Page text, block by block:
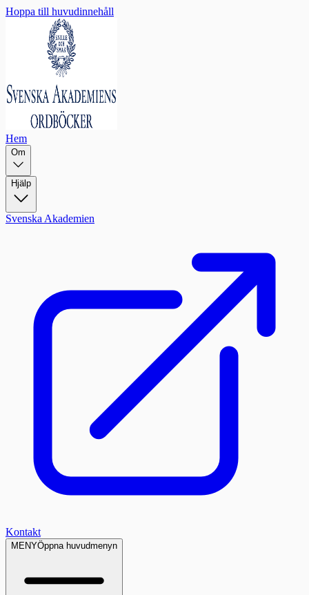
Hoppa till huvudinnehåll
Hem
Om
Hjälp
Svenska Akademien
Kontakt
MENYÖppna huvudmenyn